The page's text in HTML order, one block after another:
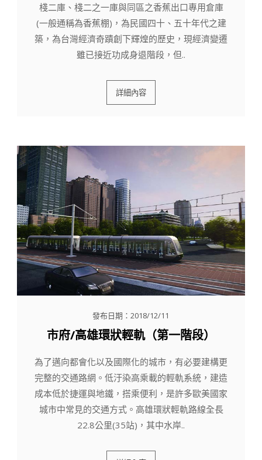
棧二庫、棧二之一庫與同區之香蕉出口專用倉庫
(一般通稱為香蕉棚)，為民國四十、五十年代之建
築，為台灣經濟奇蹟創下輝煌的歷史，現經濟變遷
雖已接近功成身退階段，但..
詳細內容
發布日期：2018/12/11
市府/高雄環狀輕軌（第一階段）
為了邁向都會化以及國際化的城市，有必要建構更
完整的交通路網。低汙染高乘載的輕軌系統，建造
成本低於捷運與地鐵，搭乘便利，是許多歐美國家
城市中常見的交通方式。高雄環狀輕軌路線全長
22.8公里(35站)，其中水岸..